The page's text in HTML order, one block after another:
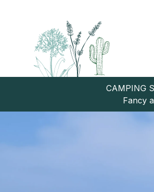
CAMPING
Fancy